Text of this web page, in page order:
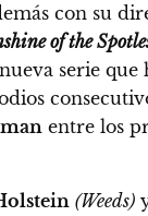
con su
of the
serie
entre los
(Weeds)